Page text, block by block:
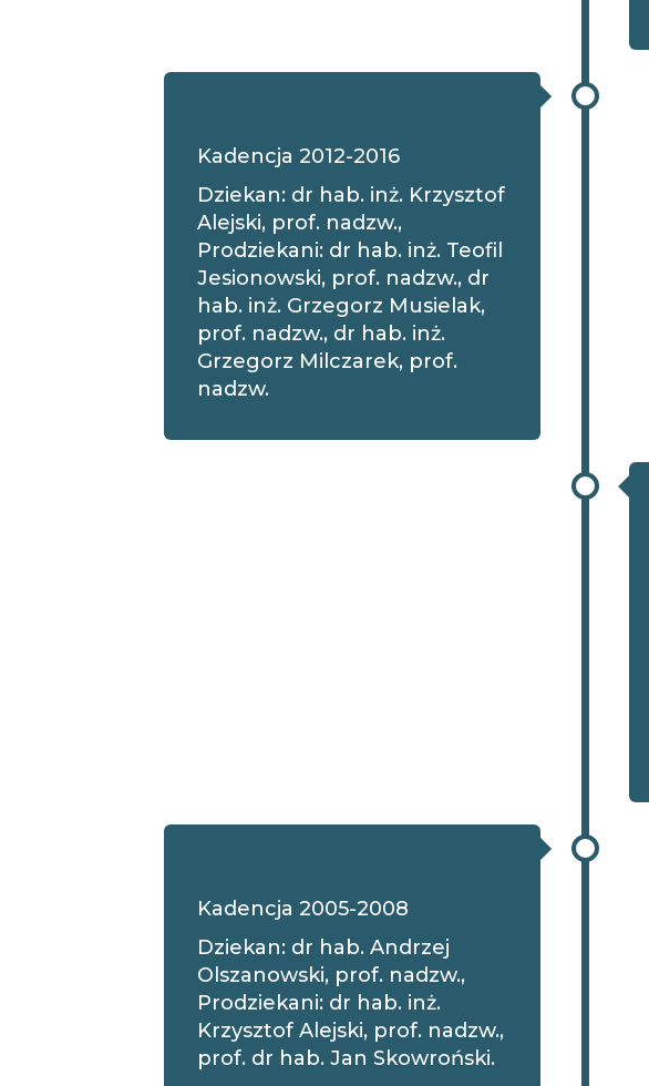
Kadencja 2012-2016
Dziekan: dr hab. inż. Krzysztof
Alejski, prof. nadzw.,
Prodziekani: dr hab. inż. Teofil
Jesionowski, prof. nadzw., dr
hab. inż. Grzegorz Musielak,
prof. nadzw., dr hab. inż.
Grzegorz Milczarek, prof.
nadzw.
Kadencja 2005-2008
Dziekan: dr hab. Andrzej
Olszanowski, prof. nadzw.,
Prodziekani: dr hab. inż.
Krzysztof Alejski, prof. nadzw.,
prof. dr hab. Jan Skowroński.